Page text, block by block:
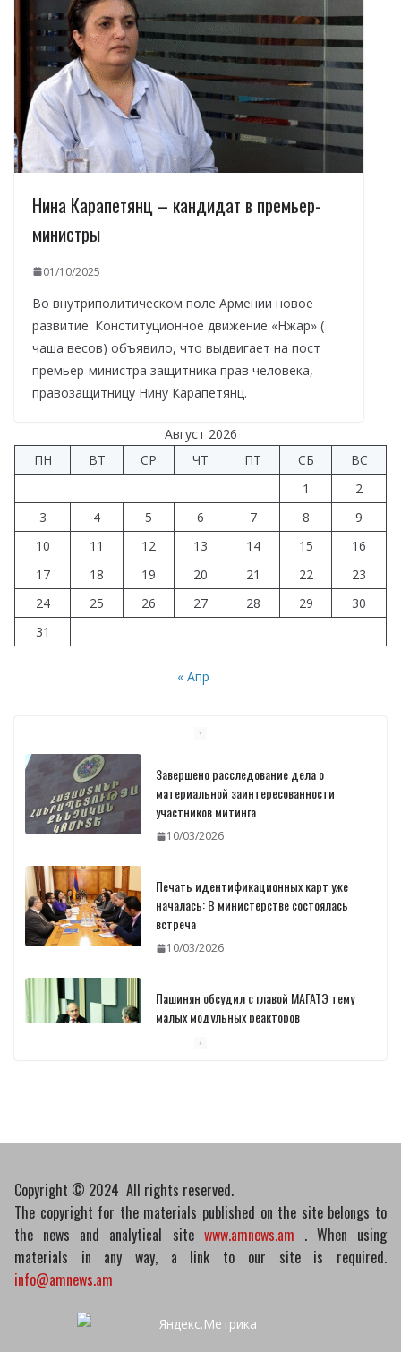
Нина Карапетянц – кандидат в премьер-
министры
01/10/2025
Во внутриполитическом поле Армении новое
развитие. Конституционное движение «Нжар» (
чаша весов) объявило, что выдвигает на пост
премьер-министра защитника прав человека,
правозащитницу Нину Карапетянц.
Август 2026
ПН
ВТ СР ЧТ ПТ СБ
ВС
1
2
3
4 5 6 7 8
9
10
11 12 13 14 15
16
17
18 19 20 21 22
23
24
25 26 27 28 29
30
31
« Апр
Завершено расследование дела о
материальной заинтересованности
участников митинга
10/03/2026
Печать идентификационных карт уже
началась: В министерстве состоялась
встреча
10/03/2026
Пашинян обсудил с главой МАГАТЭ тему
малых модульных реакторов
10/03/2026
Copyright © 2024 All rights reserved.
The copyright for the materials published on the site belongs to
the news and analytical site www.amnews.am . When using
materials in any way, a link to our site is required.
info@amnews.am